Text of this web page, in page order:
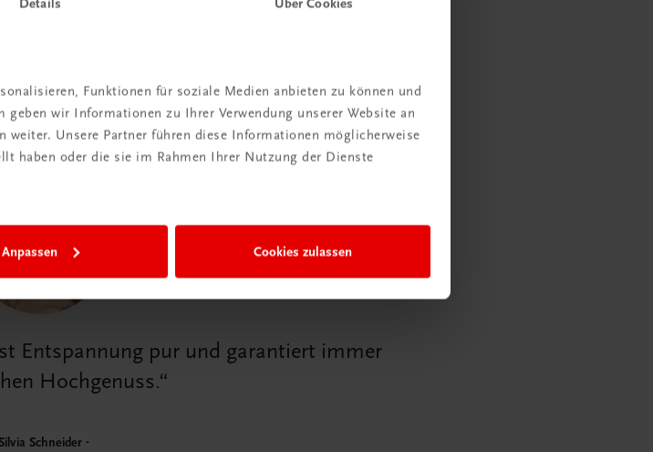
Funktionen für soziale Medien anbieten zu können und
wir Informationen zu Ihrer Verwendung unserer Website an
weiter. Unsere Partner führen diese Informationen möglicherweise
haben oder die sie im Rahmen Ihrer Nutzung der Dienste
Anpassen Cookies zulassen
Eventuell mit etwas Limonenöl nachwürzen.
Blättern garnieren und mit grobem Salz bestreuen.
Honig-Senf-Dalken daneben anrichten.
Entspannung pur und garantiert immer
Hochgenuss.
Schneider